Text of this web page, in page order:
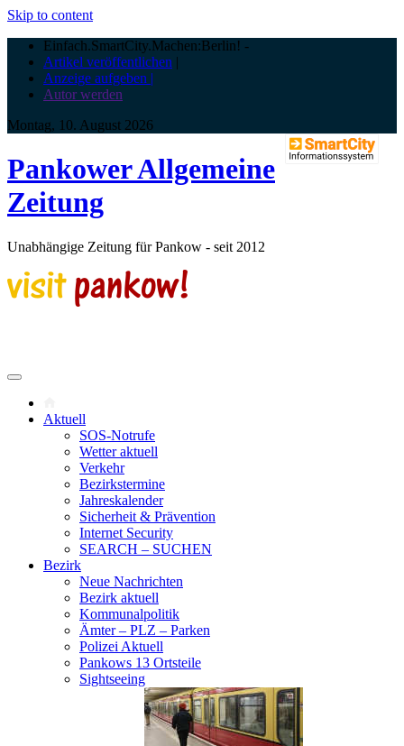
Skip to content
Einfach.SmartCity.Machen:Berlin! -
Artikel veröffentlichen |
Anzeige aufgeben |
Autor werden
Montag, 10. August 2026
Pankower Allgemeine
Zeitung
Unabhängige Zeitung für Pankow - seit 2012
Aktuell
SOS-Notrufe
Wetter aktuell
Verkehr
Bezirkstermine
Jahreskalender
Sicherheit & Prävention
Internet Security
SEARCH – SUCHEN
Bezirk
Neue Nachrichten
Bezirk aktuell
Kommunalpolitik
Ämter – PLZ – Parken
Polizei Aktuell
Pankows 13 Ortsteile
Sightseeing